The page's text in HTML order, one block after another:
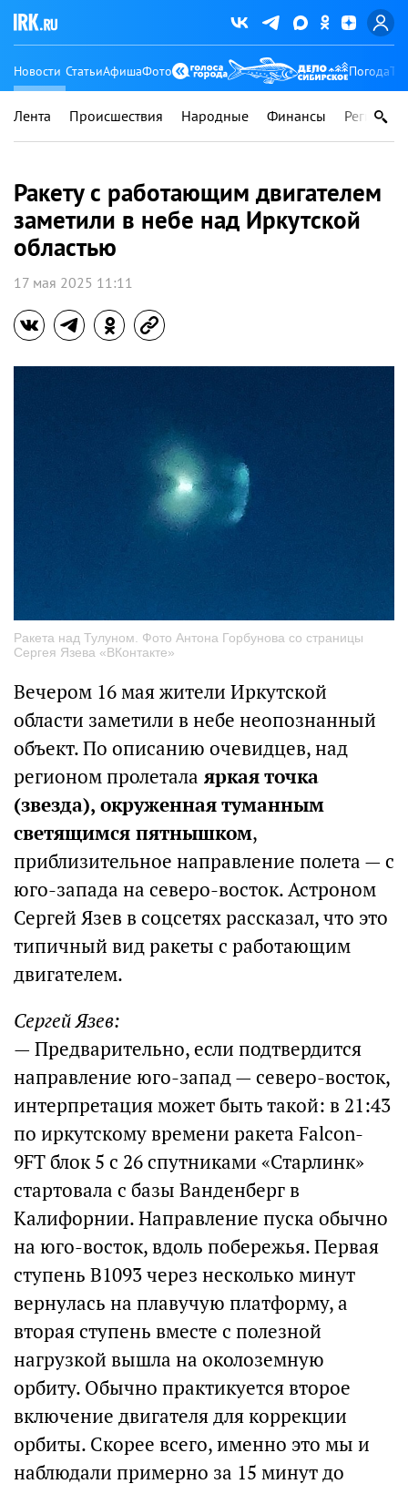
Новости СтатьиАфишаФото Погода
Лента Происшествия Народные Финансы Регионы
Ракету с работающим двигателем
заметили в небе над Иркутской
областью
17 мая 2025 11:11
Ракета над Тулуном. Фото Антона Горбунова со страницы
Сергея Язева «ВКонтакте»
Вечером 16 мая жители Иркутской
области заметили в небе неопознанный
объект. По описанию очевидцев, над
регионом пролетала яркая точка
(звезда), окруженная туманным
светящимся пятнышком,
приблизительное направление полета — с
юго-запада на северо-восток. Астроном
Сергей Язев в соцсетях рассказал, что это
типичный вид ракеты с работающим
двигателем.
Сергей Язев:
— Предварительно, если подтвердится
направление юго-запад — северо-восток,
интерпретация может быть такой: в 21:43
по иркутскому времени ракета Falcon-
9FT блок 5 с 26 спутниками «Старлинк»
стартовала с базы Ванденберг в
Калифорнии. Направление пуска обычно
на юго-восток, вдоль побережья. Первая
ступень В1093 через несколько минут
вернулась на плавучую платформу, а
вторая ступень вместе с полезной
нагрузкой вышла на околоземную
орбиту. Обычно практикуется второе
включение двигателя для коррекции
орбиты. Скорее всего, именно это мы и
наблюдали примерно за 15 минут до